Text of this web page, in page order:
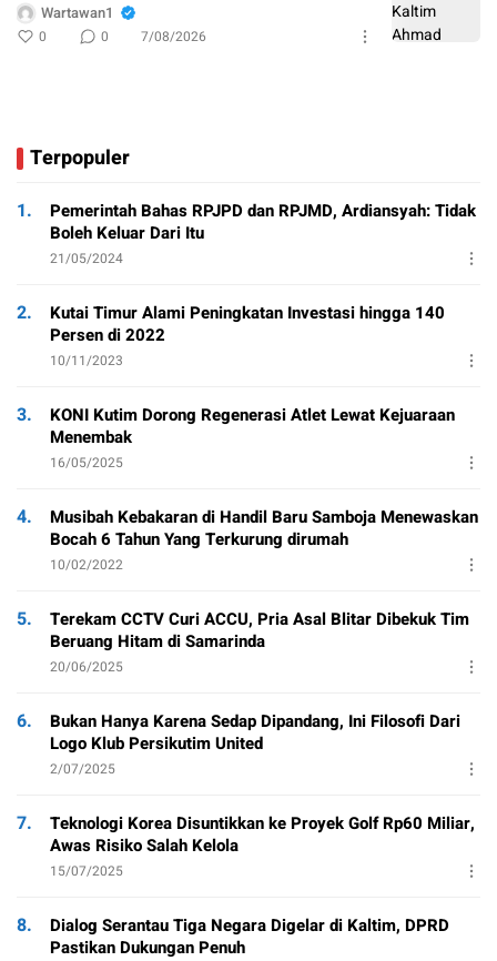
Wartawan1
0 0 7/08/2026
Terpopuler
1.
Pemerintah Bahas RPJPD dan RPJMD, Ardiansyah: Tidak
Boleh Keluar Dari Itu
21/05/2024
2.
Kutai Timur Alami Peningkatan Investasi hingga 140
Persen di 2022
10/11/2023
3.
KONI Kutim Dorong Regenerasi Atlet Lewat Kejuaraan
Menembak
16/05/2025
4.
Musibah Kebakaran di Handil Baru Samboja Menewaskan
Bocah 6 Tahun Yang Terkurung dirumah
10/02/2022
5.
Terekam CCTV Curi ACCU, Pria Asal Blitar Dibekuk Tim
Beruang Hitam di Samarinda
20/06/2025
6.
Bukan Hanya Karena Sedap Dipandang, Ini Filosofi Dari
Logo Klub Persikutim United
2/07/2025
7.
Teknologi Korea Disuntikkan ke Proyek Golf Rp60 Miliar,
Awas Risiko Salah Kelola
15/07/2025
8.
Dialog Serantau Tiga Negara Digelar di Kaltim, DPRD
Pastikan Dukungan Penuh